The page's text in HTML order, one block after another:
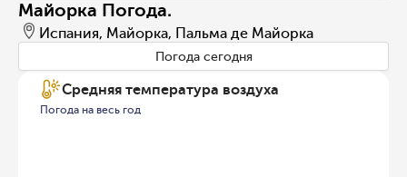
Майорка Погода.
Испания, Майорка, Пальма де Майорка
Погода сегодня
Средняя температура воздуха
Погода на весь год